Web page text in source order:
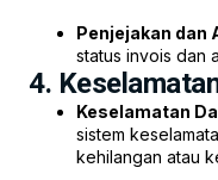
Penjejakan dan
status invois dan
4.
Keselamatan
sistem
kehilangan atau